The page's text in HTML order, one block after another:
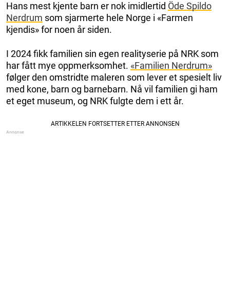
Hans mest kjente barn er nok imidlertid Öde Spildo
Nerdrum som sjarmerte hele Norge i «Farmen
kjendis» for noen år siden.
I 2024 fikk familien sin egen realityserie på NRK som
har fått mye oppmerksomhet. «Familien Nerdrum»
følger den omstridte maleren som lever et spesielt liv
med kone, barn og barnebarn. Nå vil familien gi ham
et eget museum, og NRK fulgte dem i ett år.